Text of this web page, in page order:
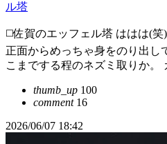
ル塔
◻️佐賀のエッフェル塔 ははは(
正面からめっちゃ身をのり出し
こまでする程のネズミ取りか。
thumb_up 100
comment16
2026/06/07 18:42